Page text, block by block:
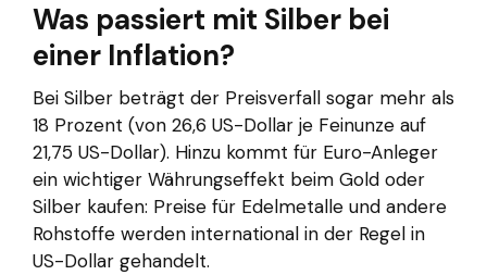
Was passiert mit Silber bei
einer Inflation?
Bei Silber beträgt der Preisverfall sogar mehr als
18 Prozent (von 26,6 US-Dollar je Feinunze auf
21,75 US-Dollar). Hinzu kommt für Euro-Anleger
ein wichtiger Währungseffekt beim Gold oder
Silber kaufen: Preise für Edelmetalle und andere
Rohstoffe werden international in der Regel in
US-Dollar gehandelt.